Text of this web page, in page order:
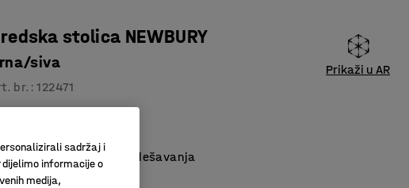
stolica NEWBURY
siva
br. :122471
Prikaži u AR
Nekoliko mogućnosti podešavanja
sadržaj i
informacije o
medija,